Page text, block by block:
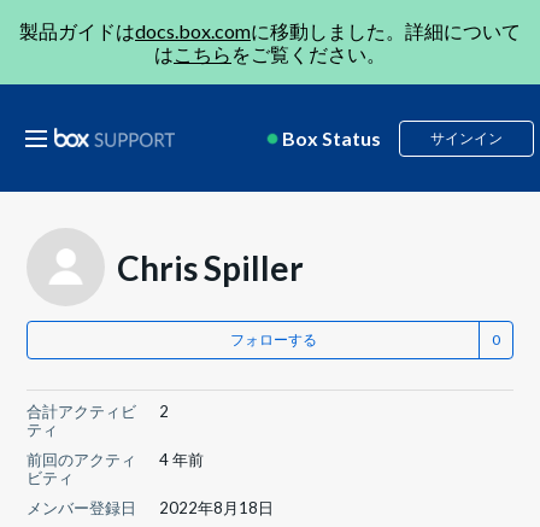
製品ガイドはdocs.box.comに移動しました。詳細について
はこちら をご覧ください。
Box Status サインイン
Chris Spiller
フォローする
合計アクティビ
ティ
2
前回のアクティ
ビティ
4 年前
メンバー登録日
2022年8月18日